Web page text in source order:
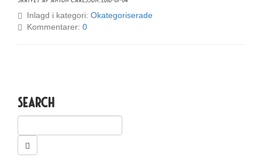
Inlagd i kategori: Okategoriserade
Kommentarer: 0
Search